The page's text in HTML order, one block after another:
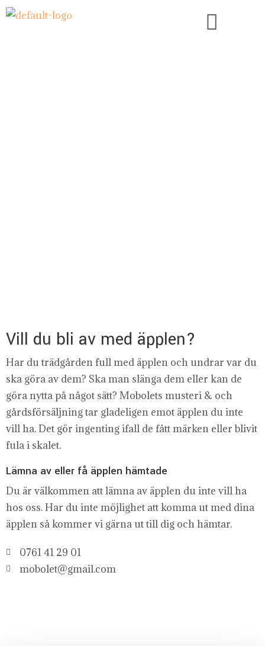
Vill du bli av med äpplen?
Har du trädgården full med äpplen och undrar var du
ska göra av dem? Ska man slänga dem eller kan de
göra nytta på något sätt? Mobolets musteri & och
gårdsförsäljning tar gladeligen emot äpplen du inte
vill ha. Det gör ingenting ifall de fått märken eller blivit
fula i skalet.
Lämna av eller få äpplen hämtade
Du är välkommen att lämna av äpplen du inte vill ha
hos oss. Har du inte möjlighet att komma ut med dina
äpplen så kommer vi gärna ut till dig och hämtar.
0761 41 29 01
mobolet@gmail.com